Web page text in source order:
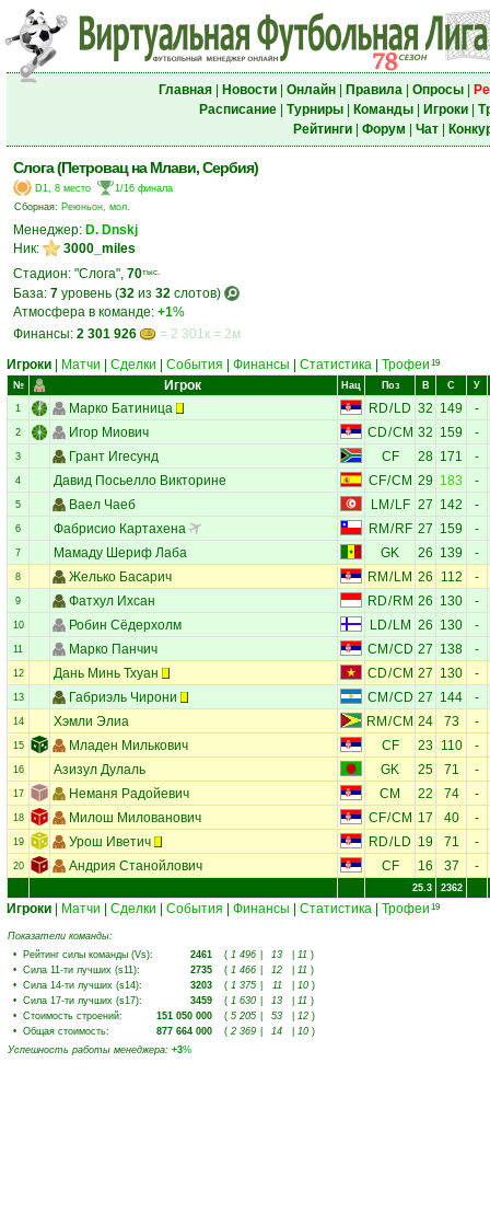
Главная| Новости| Онлайн| Правила| Опросы|
Расписание| Турниры| Команды| Игроки|
Рейтинги| Форум Чат|
Слога (Петровац на Млави, Сербия)
D1, 8 место
1/16 финала
Сборная: Реюньон, мол.
Менеджер: D. Dnskj
Ник:
3000_miles
Стадион: "Слога", 70тыс.
База: 7 уровень (32 из 32 слотов)
Атмосфера в команде: +1%
Финансы: 2 301 926
= 2 301к = 2м
Игроки
Матчи Сделки События Финансы Статистика Трофеи 19
№ Игрок Нац Поз В С У
1 Марко Батиница RD/ LD 32 149 -
2 Игор Миович CD/CM 32 159 -
3 Грант Игесунд CF 28 171 -
4 Давид Посьелло Викторине CF/CM 29 183 -
5 Ваел Чаеб LM /LF 27 142 -
6 Фабрисио Картахена RM /RF 27 159 -
7 Мамаду Шериф Лаба GK 26 139 -
8 Желько Басарич RM / LM 26 112 -
9 Фатхул Ихсан RD/RM 26 130 -
10 Робин Сёдерхолм LD/LM 26 130 -
11 Марко Панчич CM /CD 27 138 -
12 Дань Минь Тхуан CD/CM 27 130 -
13 Габриэль Чирони CM /CD 27 144 -
14 Хэмли Элиа RM /CM 24 73 -
15 Младен Милькович CF 23 110 -
16 Азизул Дулаль GK 25 71 -
17 Неманя Радойевич CM 22 74 -
18 Милош Милованович CF/CM 17 40 -
19 Урош Иветич RD/ LD 19 71 -
20 Андрия Станойлович CF 16 37 -
25.3 2362
Игроки Матчи Сделки События Финансы Статистика Трофеи 19
Показатели команды:
• Рейтинг силы команды (Vs): 2461 ( 1 496 13 11 )
• Сила 11-ти лучших (s11): 2735 ( 1 466 12 11 )
• Сила 14-ти лучших (s14): 3203 ( 1 375 11 10 )
• Сила 17-ти лучших (s17): 3459 ( 1 630 13 11 )
• Стоимость строений: 151 050 000 ( 5 205 53 12 )
• Общая стоимость: 877 664 000 ( 2 369 14 10 )
Успешность работы менеджера: +3%